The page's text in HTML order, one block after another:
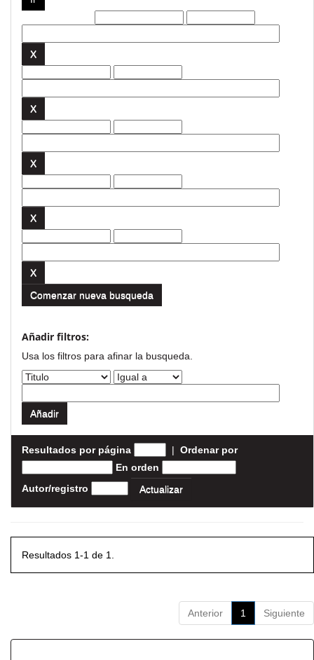
Comenzar nueva busqueda
Añadir filtros:
Usa los filtros para afinar la busqueda.
Resultados por página | Ordenar por
En orden
Autor/registro
Resultados 1-1 de 1.
Anterior 1 Siguiente